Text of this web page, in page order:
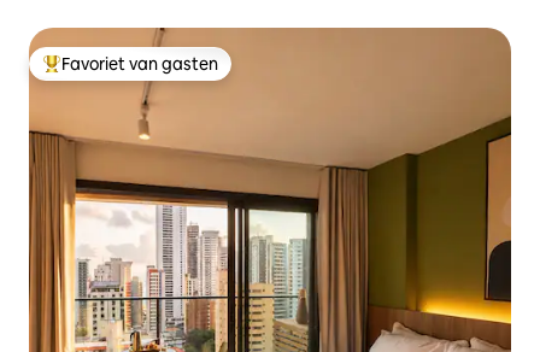
Topfavoriet van gasten
Favoriet van gasten